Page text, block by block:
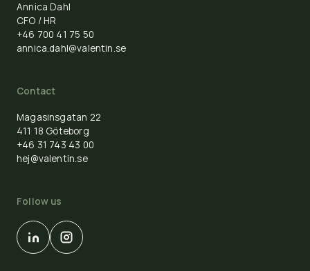
Annica Dahl
CFO / HR
+46 700 41 75 50
annica.dahl@valentin.se
Contact
Magasinsgatan 22
411 18 Göteborg
+46 31 743 43 00
hej@valentin.se
Follow us